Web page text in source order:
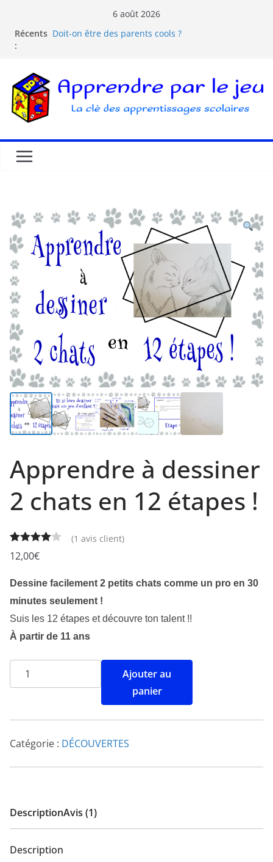
6 août 2026
Récents
:
Doit-on être des parents cools ?
La pédagogie Montessori est-elle ludique ?
Comprendre la courbe de l’oubli
Apprendre à dessiner
2 chats en 12 étapes !
Noté4.00
basé
sur
1
notation
client
(1 avis client)
12,00€
Dessine facilement 2 petits chats comme un pro en 30
minutes seulement !
Suis les 12 étapes et découvre ton talent !!
À partir de 11 ans
Ajouter au
panier
Catégorie : DÉCOUVERTES
DescriptionAvis (1)
Description